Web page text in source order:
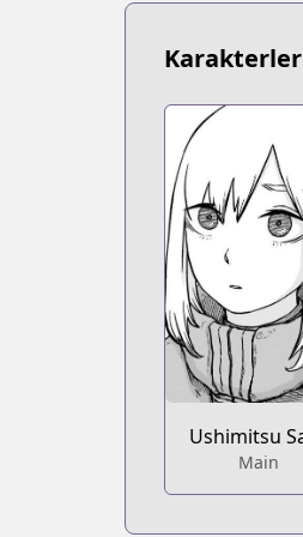
https://
Book☆Walker
Karakterler
Ushimitsu
Main